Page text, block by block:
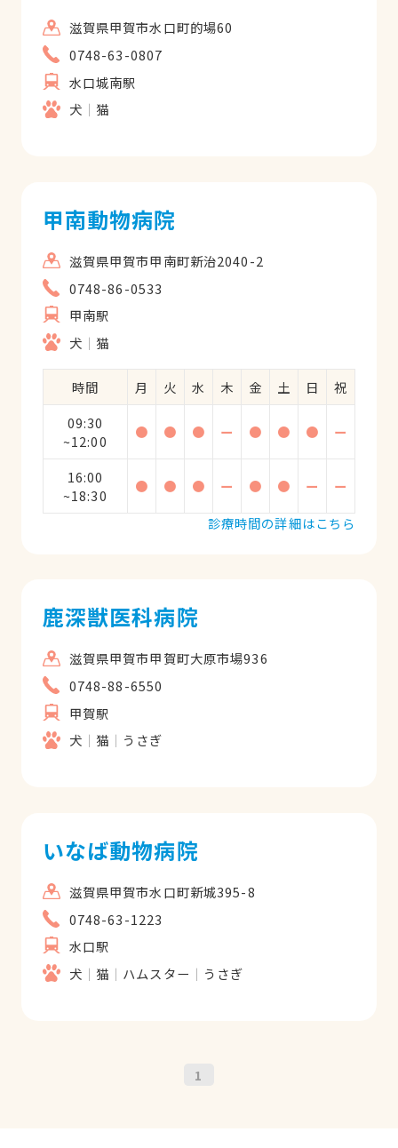
滋賀県甲賀市水口町的場60
0748-63-0807
水口城南駅
犬
猫
甲南動物病院
滋賀県甲賀市甲南町新治2040-2
0748-86-0533
甲南駅
犬
猫
時間 月 火 水 木 金 土 日
祝
09:30
~12:00
● ● ● ー ● ● ● ー
16:00
~18:30
● ● ● ー ● ● ー
ー
診療時間の詳細はこちら
鹿深獣医科病院
滋賀県甲賀市甲賀町大原市場936
0748-88-6550
甲賀駅
犬
猫 うさぎ
いなば動物病院
滋賀県甲賀市水口町新城395-8
0748-63-1223
水口駅
犬
猫 ハムスター うさぎ
1